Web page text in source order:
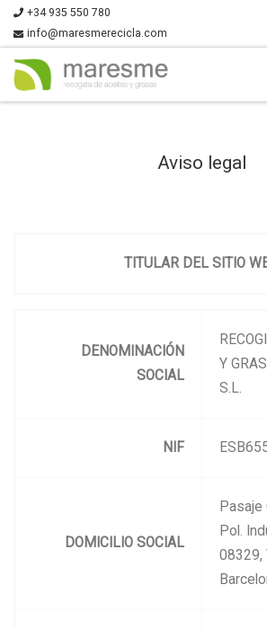
+34 935 550 780
info@maresmerecicla.com
Aviso legal
TITULAR DEL SITIO
DENOMINACIÓN
SOCIAL
Y
S.L.
NIF
DOMICILIO SOCIAL
Pasaje
Pol.
08329,